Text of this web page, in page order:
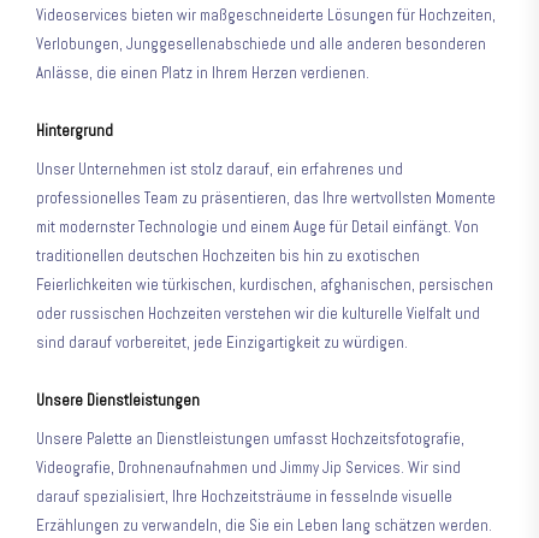
Videoservices bieten wir maßgeschneiderte Lösungen für Hochzeiten,
Verlobungen, Junggesellenabschiede und alle anderen besonderen
Anlässe, die einen Platz in Ihrem Herzen verdienen.
Hintergrund
Unser Unternehmen ist stolz darauf, ein erfahrenes und
professionelles Team zu präsentieren, das Ihre wertvollsten Momente
mit modernster Technologie und einem Auge für Detail einfängt. Von
traditionellen deutschen Hochzeiten bis hin zu exotischen
Feierlichkeiten wie türkischen, kurdischen, afghanischen, persischen
oder russischen Hochzeiten verstehen wir die kulturelle Vielfalt und
sind darauf vorbereitet, jede Einzigartigkeit zu würdigen.
Unsere Dienstleistungen
Unsere Palette an Dienstleistungen umfasst Hochzeitsfotografie,
Videografie, Drohnenaufnahmen und Jimmy Jip Services. Wir sind
darauf spezialisiert, Ihre Hochzeitsträume in fesselnde visuelle
Erzählungen zu verwandeln, die Sie ein Leben lang schätzen werden.